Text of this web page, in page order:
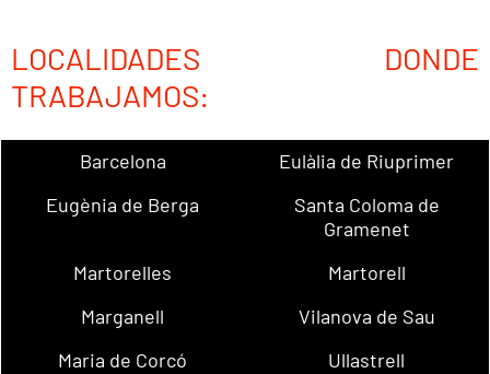
LOCALIDADES DONDE
TRABAJAMOS:
Barcelona
Eulàlia de Riuprimer
Eugènia de Berga
Santa Coloma de
Gramenet
Martorelles
Martorell
Marganell
Vilanova de Sau
Maria de Corcó
Ullastrell